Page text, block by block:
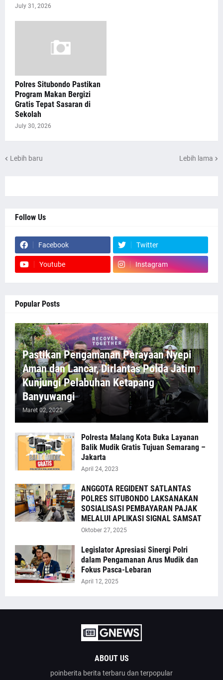
July 31, 2026
Polres Situbondo Pastikan
Program Makan Bergizi
Gratis Tepat Sasaran di
Sekolah
July 30, 2026
Lebih baru Lebih lama
Follow Us
Facebook Twitter
Youtube Instagram
Popular Posts
Pastikan Pengamanan Perayaan Nyepi
Aman dan Lancar, Dirlantas Polda Jatim
Kunjungi Pelabuhan Ketapang
Banyuwangi
Maret 02, 2022
Polresta Malang Kota Buka Layanan
Balik Mudik Gratis Tujuan Semarang –
Jakarta
April 24, 2023
ANGGOTA REGIDENT SATLANTAS
POLRES SITUBONDO LAKSANAKAN
SOSIALISASI PEMBAYARAN PAJAK
MELALUI APLIKASI SIGNAL SAMSAT
Oktober 27, 2025
Legislator Apresiasi Sinergi Polri
dalam Pengamanan Arus Mudik dan
Fokus Pasca-Lebaran
April 12, 2025
ABOUT US
poinberita berita terbaru dan terpopular